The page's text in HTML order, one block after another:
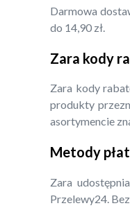
Darmowa
do 14,90 zł.
Zara kody
Zara kody
produkty
asortymencie
Metody
Zara
Przelewy24.